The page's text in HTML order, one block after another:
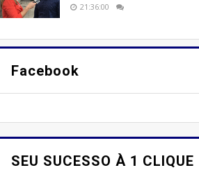
21:36:00
Facebook
SEU SUCESSO À 1 CLIQUE